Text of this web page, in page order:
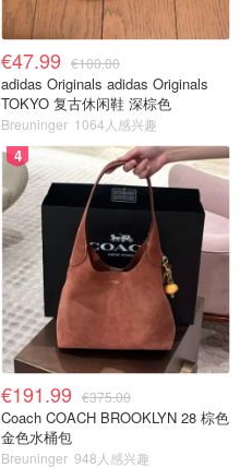
€47.99 €100.00
adidas Originals adidas Originals
TOKYO 复古休闲鞋 深棕色
Breuninger 1064人感兴趣
4
€191.99 €375.00
Coach COACH BROOKLYN 28 棕色
金色水桶包
Breuninger 948人感兴趣